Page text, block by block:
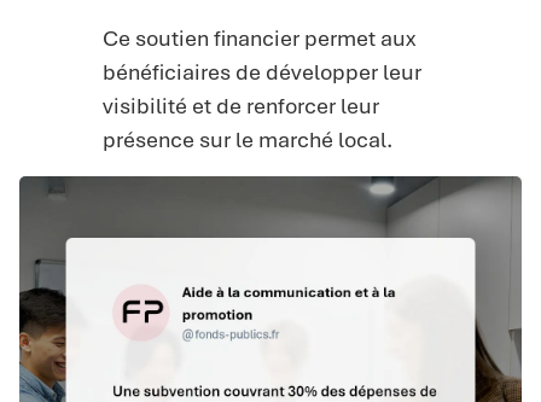
Ce soutien financier permet aux
bénéficiaires de développer leur
visibilité et de renforcer leur
présence sur le marché local.